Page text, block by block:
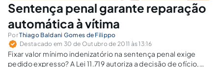
Sentença penal garante reparação
automática à vítima
PorThiago Baldani Gomes de Filippo
Destacado em 30 de Outubro de 2011 às 13:16
Fixar valor mínimo indenizatório na sentença penal exige
pedido expresso? A Lei 11.719 autoriza a decisão de ofício,